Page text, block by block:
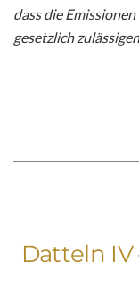
dass die
gesetzlich
Datteln